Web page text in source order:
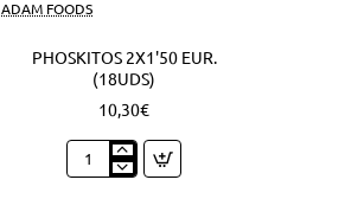
ADAM FOODS
PHOSKITOS 2X1'50 EUR.
(18UDS)
10,30€
Phoskitos